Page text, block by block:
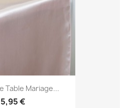
Table Mariage...
5,95 €